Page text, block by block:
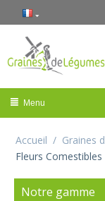
Menu
Accueil / Graines
Fleurs Comestibles
Notre gamme